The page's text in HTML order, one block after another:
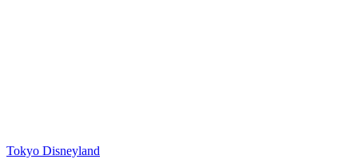
Tokyo Disneyland